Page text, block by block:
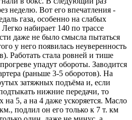
неделю. Вот его впечатления -
газа, особенно на слабых
набирает 140 по трассе
даже не было смысла пытаться
у него появилась неуверенность
Работать стала ровней и тише
упадут обороты. Заводится
(раньше 3-5 оборотов). На
затяжных подъёма и, если
нижние передачи, то
на 5, а на 4 даже ускоряется. Масло
подлил он его только к 7 т. км